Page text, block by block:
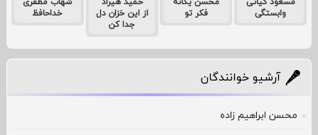
وابستگی
فکر تو
از این خزان دل
جدا کن
خداحافظ
آرشیو خوانندگان
محسن ابراهیم زاده